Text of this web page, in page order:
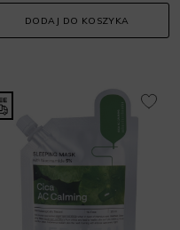
DODAJ DO KOSZYKA